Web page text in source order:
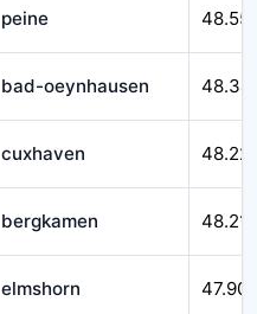
peine
bad-oeynhausen
cuxhaven 48.221
bergkamen 48.218
elmshorn 47.907